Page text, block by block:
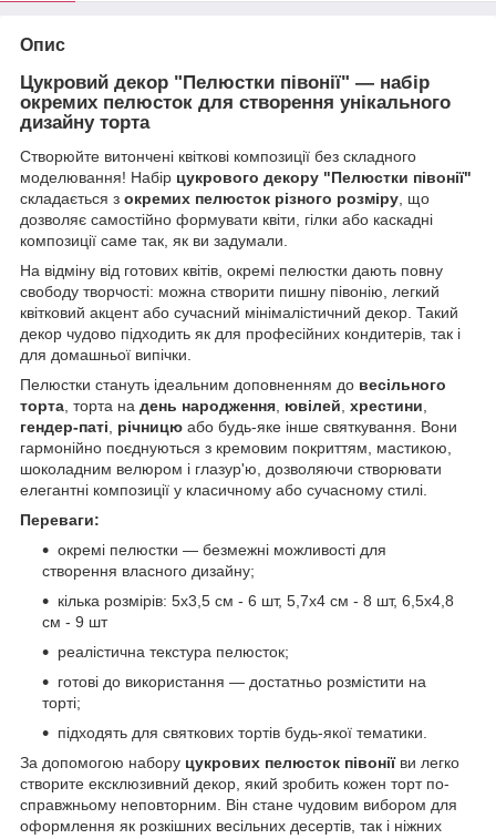
Опис
Цукровий декор "Пелюстки півонії" — набір
окремих пелюсток для створення унікального
дизайну торта
Створюйте витончені квіткові композиції без складного
моделювання! Набір цукрового декору "Пелюстки півонії"
складається з окремих пелюсток різного розміру , що
дозволяє самостійно формувати квіти, гілки або каскадні
композиції саме так, як ви задумали.
На відміну від готових квітів, окремі пелюстки дають повну
свободу творчості: можна створити пишну півонію, легкий
квітковий акцент або сучасний мінімалістичний декор. Такий
декор чудово підходить як для професійних кондитерів, так і
для домашньої випічки.
Пелюстки стануть ідеальним доповненням до весільного
торта , торта на день народження ювілей хрестини
гендер-паті
річницю або будь-яке інше святкування. Вони
гармонійно поєднуються з кремовим покриттям, мастикою,
шоколадним велюром і глазур'ю, дозволяючи створювати
елегантні композиції у класичному або сучасному стилі.
Переваги:
окремі пелюстки — безмежні можливості для
створення власного дизайну;
кілька розмірів: 5х3,5 см - 6 шт, 5,7х4 см - 8 шт, 6,5х4,8
см - 9 шт
реалістична текстура пелюсток;
готові до використання — достатньо розмістити на
торті;
підходять для святкових тортів будь-якої тематики.
За допомогою набору цукрових пелюсток півоніїви легко
створите ексклюзивний декор, який зробить кожен торт по-
справжньому неповторним. Він стане чудовим вибором для
оформлення як розкішних весільних десертів, так і ніжних